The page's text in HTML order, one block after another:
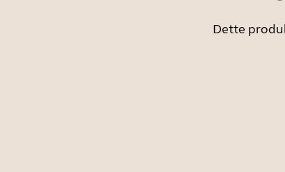
Dette